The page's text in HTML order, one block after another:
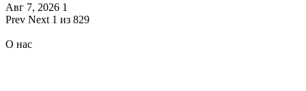
Авг 7, 2026 1
Prev Next 1 из 829
О нас